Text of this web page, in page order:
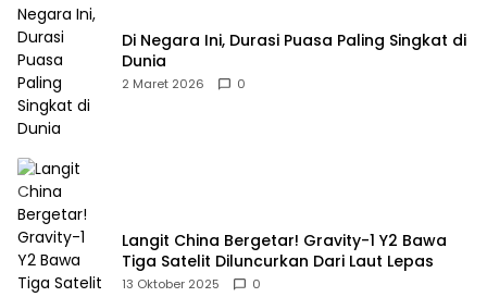
Di Negara Ini, Durasi Puasa Paling Singkat di
Dunia
2 Maret 2026 0
Langit China Bergetar! Gravity-1 Y2 Bawa
Tiga Satelit Diluncurkan Dari Laut Lepas
13 Oktober 2025 0